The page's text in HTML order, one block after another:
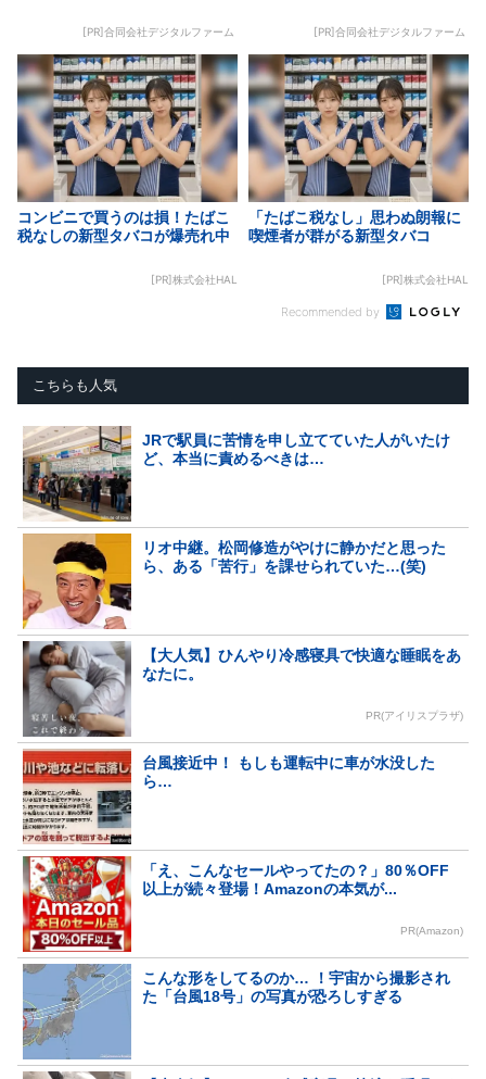
[PR]合同会社デジタルファーム [PR]合同会社デジタルファーム
コンビニで買うのは損！たばこ
税なしの新型タバコが爆売れ中
[PR]株式会社HAL
「たばこ税なし」思わぬ朗報に
喫煙者が群がる新型タバコ
[PR]株式会社HAL
Recommended by
こちらも人気
JRで駅員に苦情を申し立てていた人がいたけ
ど、本当に責めるべきは…
リオ中継。松岡修造がやけに静かだと思った
ら、ある「苦行」を課せられていた…(笑)
【大人気】ひんやり冷感寝具で快適な睡眠をあ
なたに。
PR(アイリスプラザ)
台風接近中！ もしも運転中に車が水没した
ら…
「え、こんなセールやってたの？」80％OFF
以上が続々登場！Amazonの本気が...
PR(Amazon)
こんな形をしてるのか… ！宇宙から撮影され
た「台風18号」の写真が恐ろしすぎる